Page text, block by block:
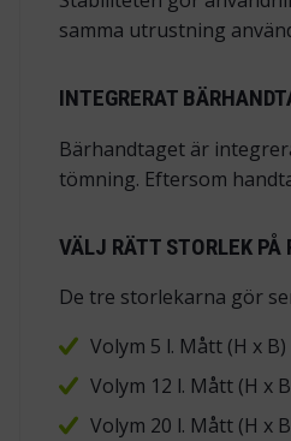
samma utrustning
INTEGRERAT
Bärhandtaget är
tömning. Eftersom
VÄLJ RÄTT STORLEK PÅ
De tre storlekarna gör
Volym 5 l. Mått (H x B)
Volym 12 l. Mått (H x
Volym 20 l. Mått (H x